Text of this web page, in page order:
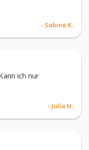
- Sabine K.
ich nur
- Julia H.